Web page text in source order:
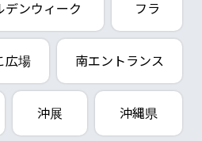
デンウィーク フラ
広場 南エントランス
沖展 沖縄県